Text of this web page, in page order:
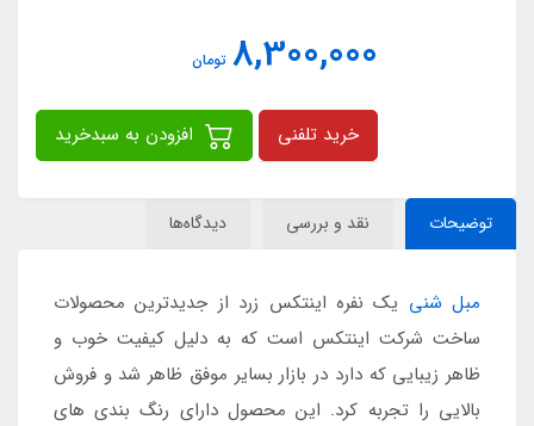
8,300,000 تومان
خرید تلفنی
توضیحات نقد و بررسی دیدگاه‌ها
مبل شنی یک نفره اینتکس زرد از جدیدترین محصولات
ساخت شرکت اینتکس است که به دلیل کیفیت خوب و
ظاهر زیبایی که دارد در بازار بسایر موفق ظاهر شد و فروش
بالایی را تجربه کرد. این محصول دارای رنگ بندی های